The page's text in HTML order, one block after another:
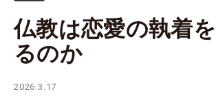
仏教は恋愛の執着
るのか
2026.3.17